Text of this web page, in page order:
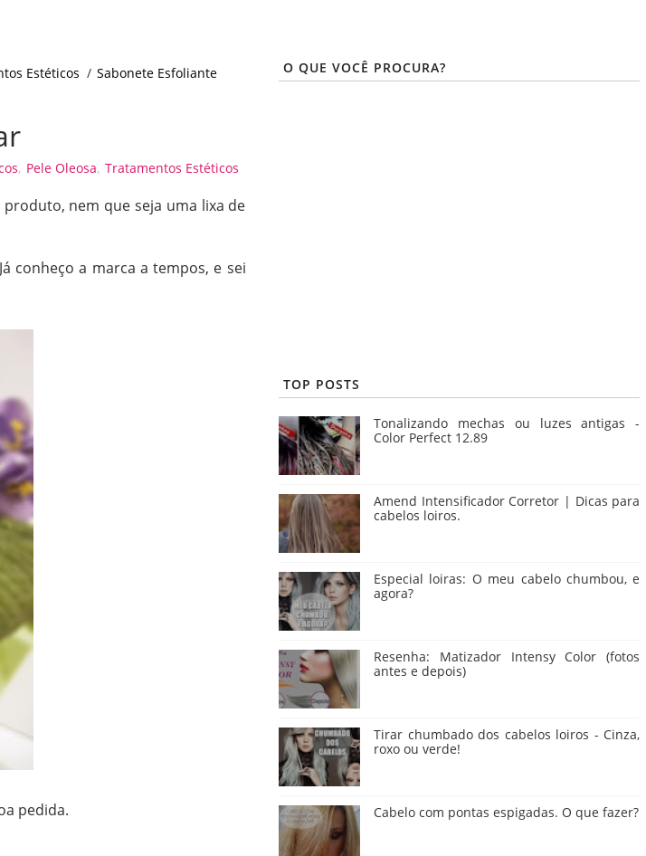
Estéticos / Sabonete Esfoliante
, Pele Oleosa, Tratamentos Estéticos
nem que seja uma lixa de
conheço a marca a tempos, e sei
pedida.
O QUE VOCÊ PROCURA?
TOP POSTS
Tonalizando mechas ou luzes antigas -
Color Perfect 12.89
Amend Intensificador Corretor | Dicas para
cabelos loiros.
Especial loiras: O meu cabelo chumbou, e
agora?
Resenha: Matizador Intensy Color (fotos
antes e depois)
Tirar chumbado dos cabelos loiros - Cinza,
roxo ou verde!
Cabelo com pontas espigadas. O que fazer?